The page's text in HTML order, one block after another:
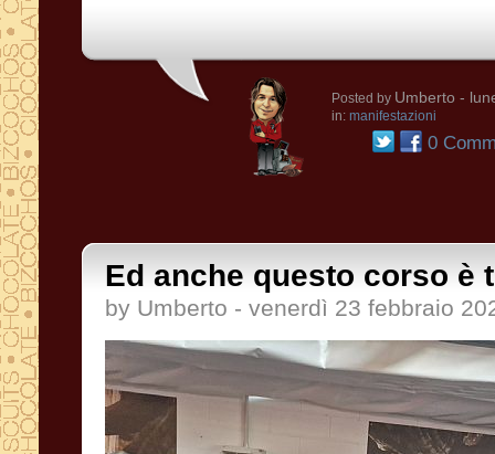
Posted by Umberto -
in: manifestazioni
0
Ed anche questo corso è
by Umberto - venerdì 23 febbraio